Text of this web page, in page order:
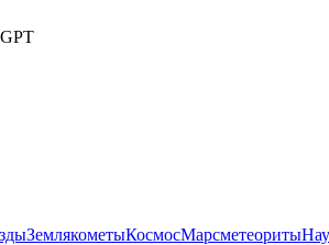
ЗемлякометыКосмосМарсметеориты